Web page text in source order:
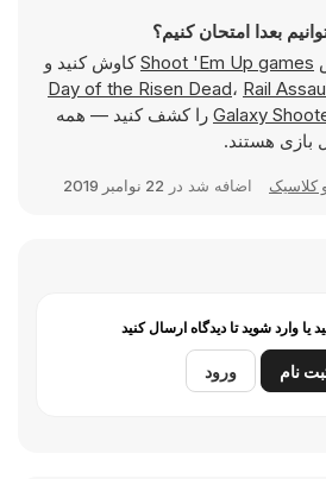
بعدا امتحان کنیم؟
Shoot 'Em Up gamesکاوش کنید و
Day of the Risen Dead، Rail
Galaxy را کشف کنید — همه
کلاسیک اضافه شد در 22 نوامبر 2019
یا وارد شوید تا دیدگاه ارسال کنید
نام ورود